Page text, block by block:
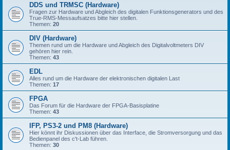
DDS und TRMSC (Hardware)
Fragen zur Hardware und Abgleich des digitalen Funktionsgenerators und des
True-RMS-Messaufsatzes bitte hier stellen.
Themen: 20
DIV (Hardware)
Themen rund um die Hardware und Abgleich des Digitalvoltmeters DIV
gehören hier rein.
Themen: 43
EDL
Alles rund um die Hardware der elektronischen digitalen Last
Themen: 17
FPGA
Das Forum für die Hardware der FPGA-Basisplatine
Themen: 43
IFP, PS3-2 und PM8 (Hardware)
Hier könnt ihr Diskussionen über das Interface, die Stromversorgung und das
Bedienpanel des c't-Lab führen.
Themen: 30